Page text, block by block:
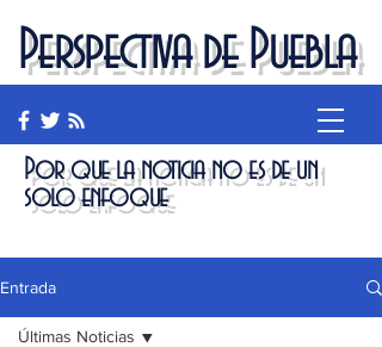
Perspectiva de Puebla
Por que la noticia no es de un
solo enfoque
Entrada
Últimas Noticias